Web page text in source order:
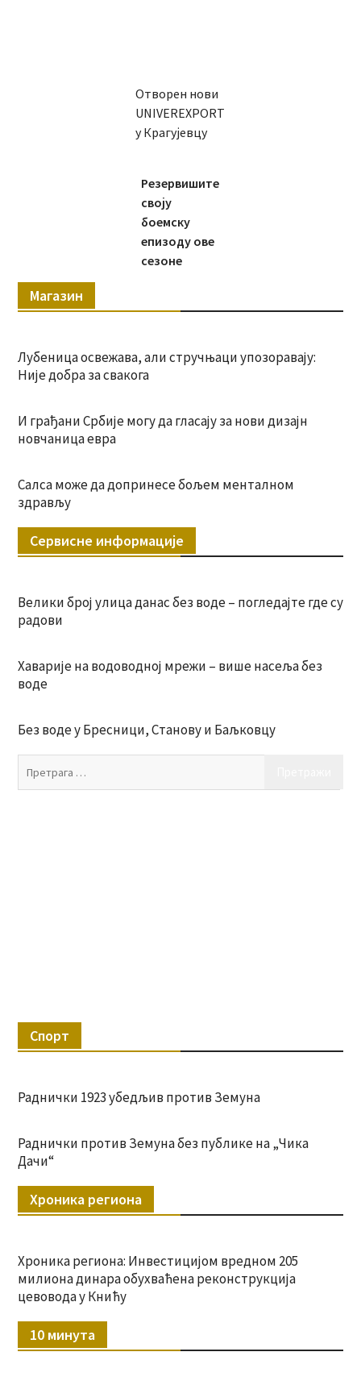
Отворен нови
UNIVEREXPORT
у Крагујевцу
Резервишите
своју
боемску
епизоду ове
сезоне
Магазин
Лубеница освежава, али стручњаци упозоравају:
Није добра за свакога
И грађани Србије могу да гласају за нови дизајн
новчаница евра
Салса може да допринесе бољем менталном
здрављу
Сервисне информације
Велики број улица данас без воде – погледајте где су
радови
Хаварије на водоводној мрежи – више насеља без
воде
Без воде у Бресници, Станову и Баљковцу
Спорт
Раднички 1923 убедљив против Земуна
Раднички против Земуна без публике на „Чика
Дачи“
Хроника региона
Хроника региона: Инвестицијом вредном 205
милиона динара обухваћена реконструкција
цевовода у Книћу
10 минута